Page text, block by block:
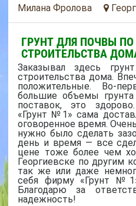
Милана Фролова
ГРУНТ ДЛЯ ПОЧВЫ
СТРОИТЕЛЬСТВА
Заказывал здесь
строительства дома.
положительные. Во-
большие объемы
поставок, это
«Грунт №1» сама
оговоренное время.
нужно было сделать
день и время — все
цене тоже более чем
Георгиевске по другим
так же или даже
себя фирму «Грунт
Благодарю за
надежность!